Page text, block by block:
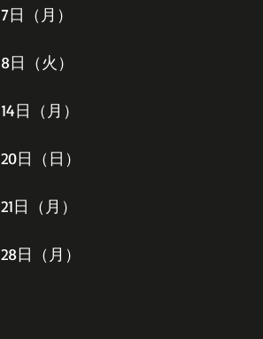
7日（月）
8日（火）
14日（月）
20日（日）
21日（月）
28日（月）